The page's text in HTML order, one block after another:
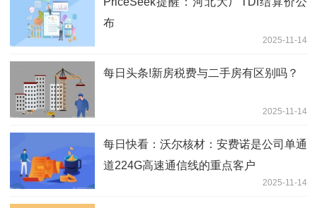
布
2025-11-14
每日头条!新房税费与二手房有区别吗？
2025-11-14
每日快看：沃尔核材：安费诺是公司单通
道224G高速通信线的重点客户
2025-11-14